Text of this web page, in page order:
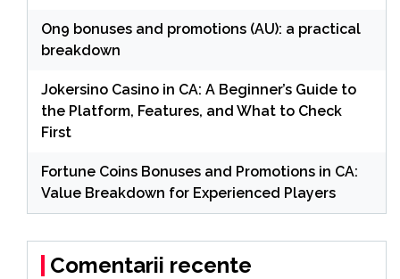
On9 bonuses and promotions (AU): a practical
breakdown
Jokersino Casino in CA: A Beginner’s Guide to
the Platform, Features, and What to Check
First
Fortune Coins Bonuses and Promotions in CA:
Value Breakdown for Experienced Players
Comentarii recente